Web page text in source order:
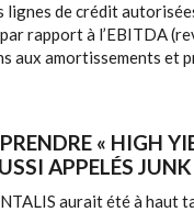
lignes de crédit
rapport à l’EBITDA
aux amortissements et
« HIGH
APPELÉS
aurait été à haut